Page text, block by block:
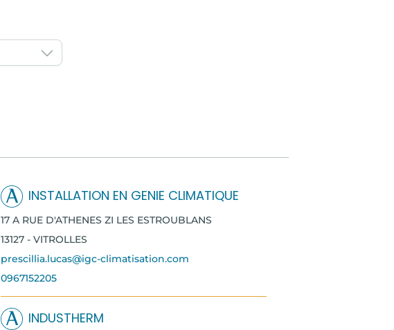
INSTALLATION EN GENIE CLIMATIQUE
17 A RUE D'ATHENES ZI LES ESTROUBLANS
13127 - VITROLLES
prescillia.lucas@igc-climatisation.com
0967152205
INDUSTHERM